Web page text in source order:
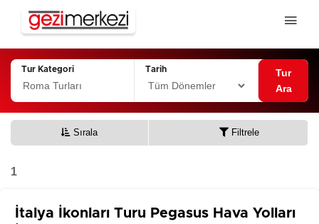
Tur Kategori Tarih
Tur
Ara
Sırala Filtrele
1
İtalya İkonları Turu Pegasus Hava Yolları